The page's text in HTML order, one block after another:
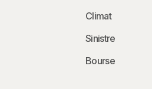
Climat
Sinistre
Bourse